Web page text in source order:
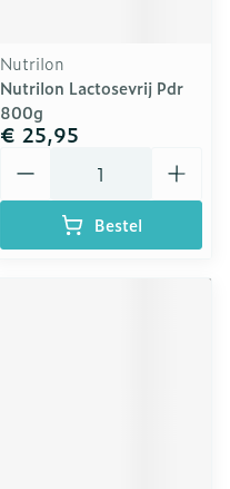
Nutrilon
Nutrilon Lactosevrij Pdr
800g
€ 25,95
Bestel